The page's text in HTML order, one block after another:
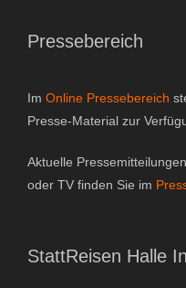
Pressebereich
Im Online Pressebereich
Presse-Material zur
Aktuelle
oder TV finden Sie im
StattReisen Halle